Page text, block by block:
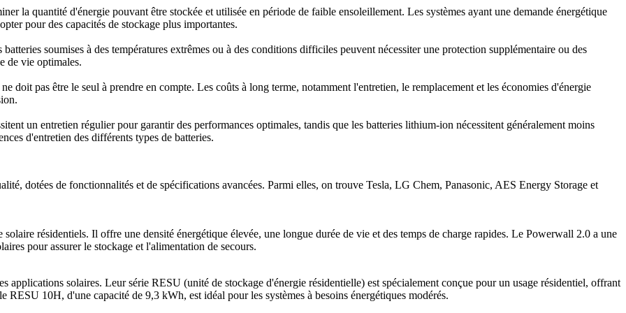
la quantité d'énergie pouvant être stockée et utilisée en période de faible ensoleillement. Les systèmes ayant une demande énergétique
pour des capacités de stockage plus importantes.
soumises à des températures extrêmes ou à des conditions difficiles peuvent nécessiter une protection supplémentaire ou des
de vie optimales.
doit pas être le seul à prendre en compte. Les coûts à long terme, notamment l'entretien, le remplacement et les économies d'énergie
un entretien régulier pour garantir des performances optimales, tandis que les batteries lithium-ion nécessitent généralement moins
d'entretien des différents types de batteries.
dotées de fonctionnalités et de spécifications avancées. Parmi elles, on trouve Tesla, LG Chem, Panasonic, AES Energy Storage et
résidentiels. Il offre une densité énergétique élevée, une longue durée de vie et des temps de charge rapides. Le Powerwall 2.0 a une
pour assurer le stockage et l'alimentation de secours.
applications solaires. Leur série RESU (unité de stockage d'énergie résidentielle) est spécialement conçue pour un usage résidentiel, offrant
10H, d'une capacité de 9,3 kWh, est idéal pour les systèmes à besoins énergétiques modérés.